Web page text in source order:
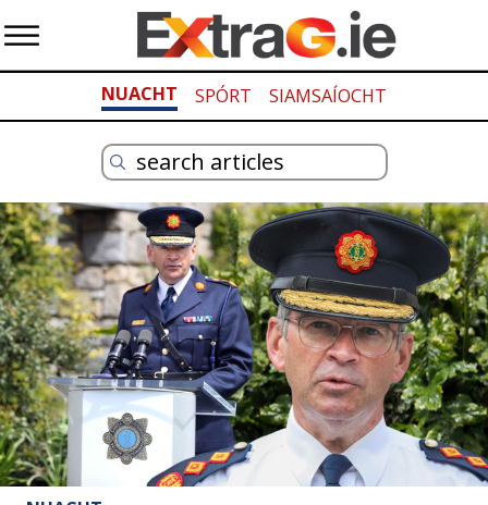
NUACHT SPÓRT SIAMSAÍOCHT